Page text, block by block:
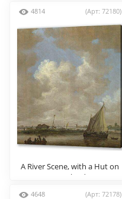
4814 (Арт: 72180)
A River Scene, with a Hut on
an Island
4648 (Арт: 72178)